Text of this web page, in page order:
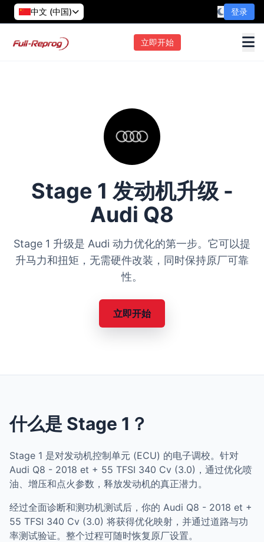
中文 (中国) 登录
立即开始
Stage 1 发动机升级 -
Audi Q8
Stage 1 升级是 Audi 动力优化的第一步。它可以提
升马力和扭矩，无需硬件改装，同时保持原厂可靠
性。
立即开始
什么是 Stage 1？
Stage 1 是对发动机控制单元 (ECU) 的电子调校。针对
Audi Q8 - 2018 et + 55 TFSI 340 Cv (3.0)，通过优化喷
油、增压和点火参数，释放发动机的真正潜力。
经过全面诊断和测功机测试后，你的 Audi Q8 - 2018 et +
55 TFSI 340 Cv (3.0) 将获得优化映射，并通过道路与功
率测试验证。整个过程可随时恢复原厂设置。